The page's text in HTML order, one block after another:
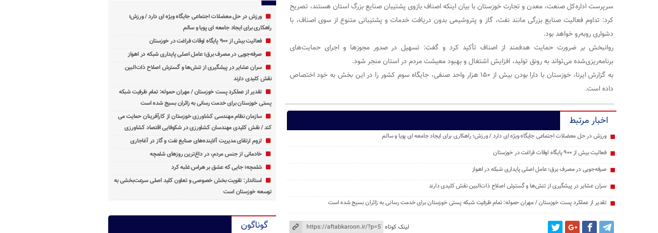
سرپرست اداره‌کل صنعت، معدن و تجارت خوزستان با بیان اینکه اصناف بازوی پشتیبان صنایع بزرگ استان هستند، تصریح
کرد: تداوم فعالیت صنایع بزرگی مانند نفت، گاز و پتروشیمی بدون دریافت خدمات و پشتیبانی متنوع از سوی اصناف، با
دشواری روبه‌رو خواهد بود.
روانبخش بر ضرورت حمایت هدفمند از اصناف تأکید کرد و گفت: تسهیل در صدور مجوزها و اجرای حمایت‌های
برنامه‌ریزی‌شده می‌تواند به رونق تولید، افزایش اشتغال و بهبود معیشت مردم در استان منجر شود.
به گزارش ایرنا، خوزستان با دارا بودن بیش از ۱۵۰ هزار واحد صنفی، جایگاه سوم کشور را در این بخش به خود اختصاص
داده است.
اخبار مرتبط
ورزش در حل معضلات اجتماعی جایگاه ویژه ای دارد / ورزش؛ راهکاری برای ایجاد جامعه ‌ای پویا و سالم
فعالیت بیش از ۹۰۰ پایگاه اوقات فراغت در خوزستان
صرفه‌جویی در مصرف برق؛ عامل اصلی پایداری شبکه در اهواز
سران عشایر در پیشگیری از تنش‌ها و گسترش اصلاح ذات‌البین نقش کلیدی دارند
تقدیر از عملکرد پست خوزستان / مهران حموله: تمام ظرفیت‌ شبکه پستی خوزستان برای خدمت ‌رسانی به زائران بسیج شده است
لینک کوتاه
ورزش در حل معضلات اجتماعی جایگاه ویژه ای دارد / ورزش؛
راهکاری برای ایجاد جامعه ‌ای پویا و سالم
فعالیت بیش از ۹۰۰ پایگاه اوقات فراغت در خوزستان
صرفه‌جویی در مصرف برق؛ عامل اصلی پایداری شبکه در اهواز
سران عشایر در پیشگیری از تنش‌ها و گسترش اصلاح ذات‌البین
نقش کلیدی دارند
تقدیر از عملکرد پست خوزستان / مهران حموله: تمام ظرفیت‌ شبکه
پستی خوزستان برای خدمت ‌رسانی به زائران بسیج شده است
سازمان نظام مهندسی کشاورزی خوزستان از کارآفرینان حمایت می
کند / نقش کلیدی مهندسان کشاورزی در شکوفایی اقتصاد کشاورزی
لزوم ارتقای مدیریت آلاینده‌های صنایع نفت و گاز در آغاجاری
خادمانی از جنس مردم، در داغ‌ترین روزهای شلمچه
شلمچه؛ جایی که عشق بر هراس غلبه کرد
استاندار: تقویت بخش خصوصی و تعاون کلید اصلی سرعت‌بخشی به
توسعه خوزستان است
گوناگون